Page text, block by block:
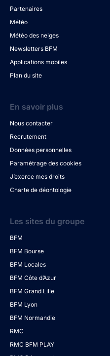
Partenaires
Météo
Météo des neiges
Newsletters BFM
Applications mobiles
Plan du site
En savoir plus
Nous contacter
Recrutement
Données personnelles
Paramétrage des cookies
J’exerce mes droits
Charte de déontologie
Les sites du groupe
BFM
BFM Bourse
BFM Locales
BFM Côte d’Azur
BFM Grand Lille
BFM Lyon
BFM Normandie
RMC
RMC BFM PLAY